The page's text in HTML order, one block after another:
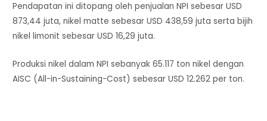
Pendapatan ini ditopang oleh penjualan NPI sebesar USD
873,44 juta, nikel matte sebesar USD 438,59 juta serta bijih
nikel limonit sebesar USD 16,29 juta.
Produksi nikel dalam NPI sebanyak 65.117 ton nikel dengan
AISC (All-in-Sustaining-Cost) sebesar USD 12.262 per ton.